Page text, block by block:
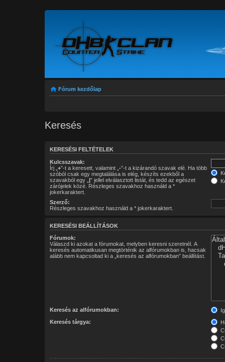
Fórum kezdőlap
Keresés
KERESÉSI FELTÉTELEK
Kulcsszavak:
Írj „ +”-t a keresett, valamint „ -”-t a kizárandó szavak elé. Ha több
szóból csak egy megtalálása is elég, készíts ezekből a
szavakból egy „ |” jellel elválasztott listát, és tedd az egészet
zárójelek közé. Részleges szavakhoz használd a *
jokerkaraktert.
Szerző:
Részleges szavakhoz használd a * jokerkaraktert.
KERESÉSI BEÁLLÍTÁSOK
Fórumok:
Válaszd ki azokat a fórumokat, melyben keresni szeretnél. A
keresés automatikusan megtörténik az alfórumokban is, hacsak
alább nem kapcsoltad ki a „keresés az alfórumokban” beállítást.
Keresés az alfórumokban:
Keresés tárgya: